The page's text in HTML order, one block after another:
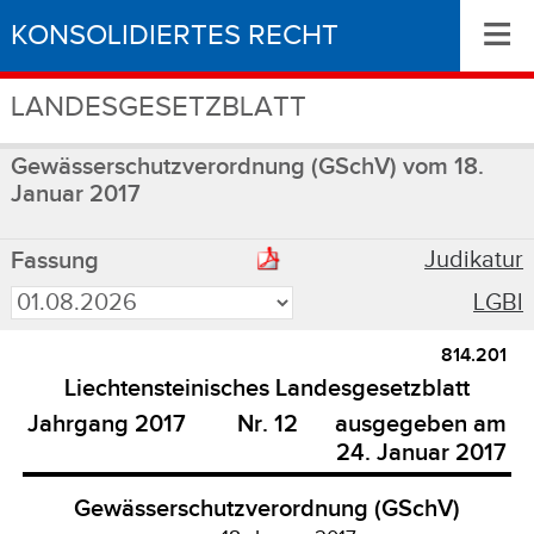
KONSOLIDIERTES RECHT
LANDESGESETZBLATT
≡
Gewässerschutzverordnung (GSchV) vom 18.
Januar 2017
Fassung
Judikatur
LGBl